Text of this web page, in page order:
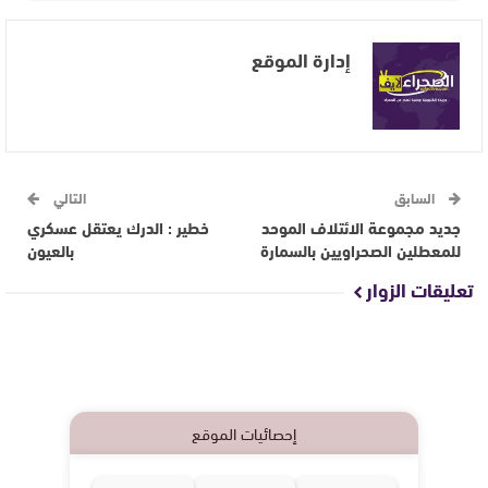
إدارة الموقع
السابق
جديد مجموعة الائتلاف الموحد
للمعطلين الصحراويين بالسمارة
التالي
خطير : الدرك يعتقل عسكري
بالعيون
تعليقات الزوار
إحصائيات الموقع